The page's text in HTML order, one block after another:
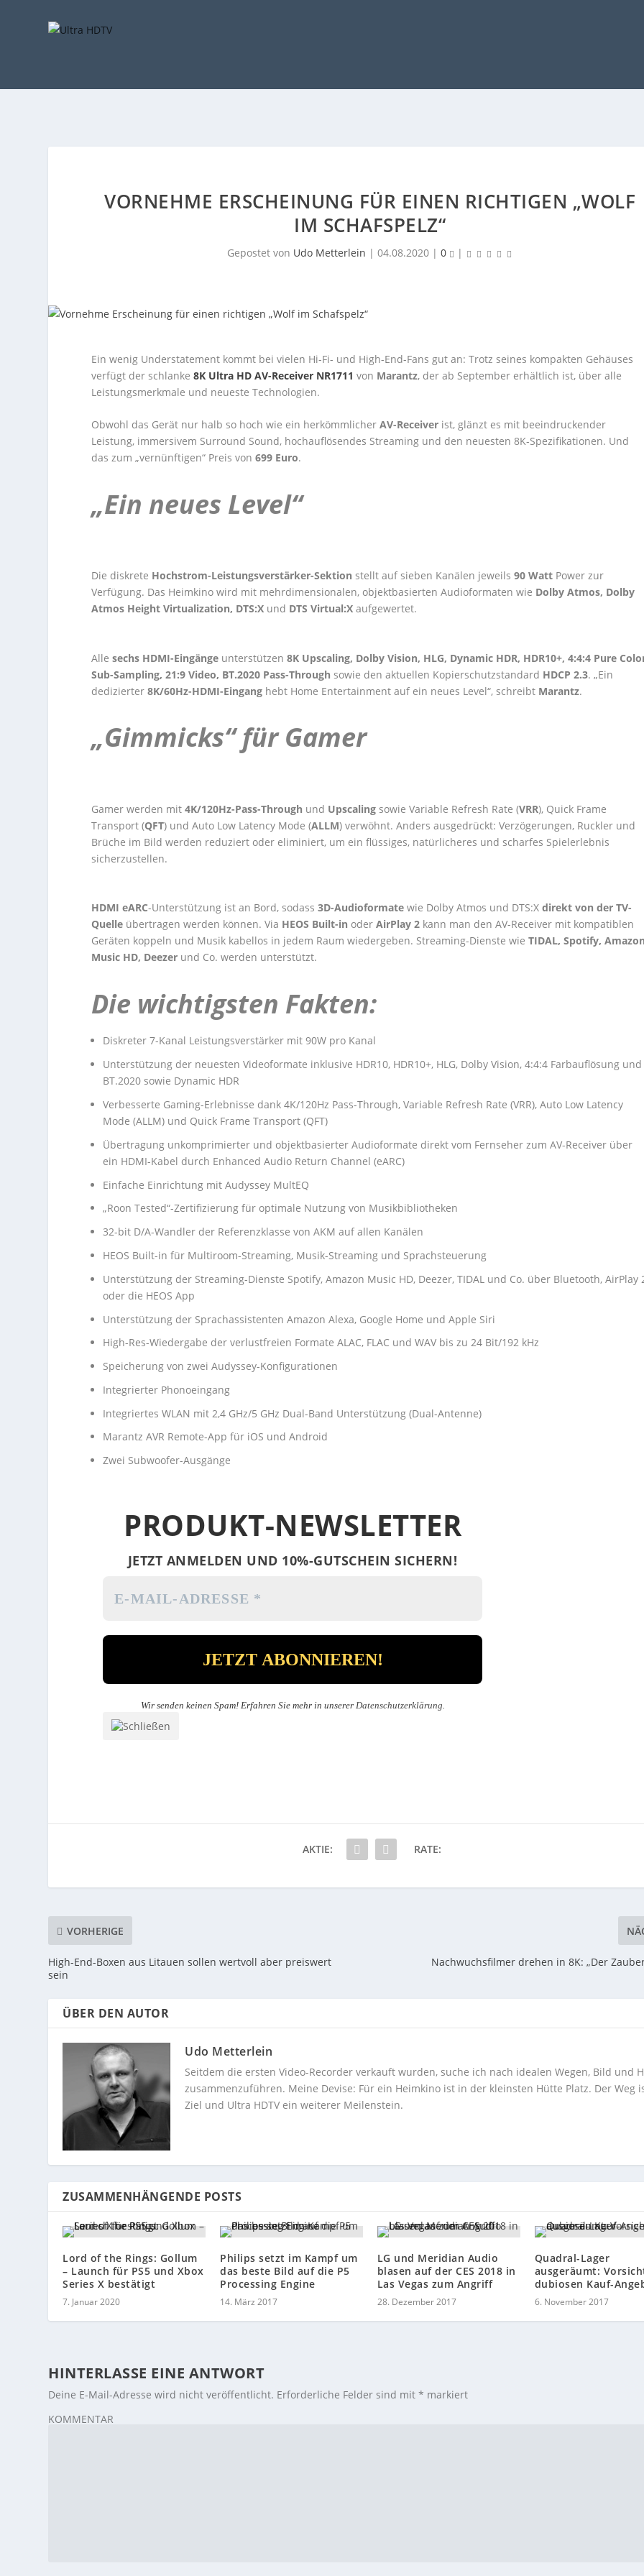
VORNEHME ERSCHEINUNG FÜR EINEN RICHTIGEN „WOLF
IM SCHAFSPELZ“
Gepostet von Udo Metterlein | 04.08.2020| 0 |
Ein wenig Understatement kommt bei vielen Hi-Fi- und High-End-Fans gut an: Trotz seines kompakten Gehäuses
verfügt der schlanke8K Ultra HD AV-Receiver NR1711von Marantz, der ab September erhältlich ist, über alle
Leistungsmerkmale und neueste Technologien.
Obwohl das Gerät nur halb so hoch wie ein herkömmlicherAV-Receiver ist, glänzt es mit beeindruckender
Leistung, immersivem Surround Sound, hochauflösendes Streaming und den neuesten 8K-Spezifikationen. Und
das zum „vernünftigen“ Preis von699 Euro.
„Ein neues Level“
Die diskrete Hochstrom-Leistungsverstärker-Sektion stellt auf sieben Kanälen jeweils90 Watt Power zur
Verfügung. Das Heimkino wird mit mehrdimensionalen, objektbasierten Audioformaten wie Dolby Atmos, Dolby
Atmos Height Virtualization, DTS:X und DTS Virtual:X aufgewertet.
Allesechs HDMI-Eingänge unterstützen 8K Upscaling, Dolby Vision, HLG, Dynamic HDR, HDR10+, 4:4:4 Pure
Sub-Sampling, 21:9 Video, BT.2020 Pass-Through sowie den aktuellen Kopierschutzstandard HDCP 2.3. „Ein
dedizierter8K/60Hz-HDMI-Eingang hebt Home Entertainment auf ein neues Level“, schreibt Marantz.
„Gimmicks“ für Gamer
Gamer werden mit 4K/120Hz-Pass-Through und Upscaling sowie Variable Refresh Rate (VRR), Quick Frame
Transport (QFT) und Auto Low Latency Mode (ALLM) verwöhnt. Anders ausgedrückt: Verzögerungen, Ruckler und
Brüche im Bild werden reduziert oder eliminiert, um ein flüssiges, natürlicheres und scharfes Spielerlebnis
sicherzustellen.
HDMI eARC-Unterstützung ist an Bord, sodass3D-Audioformatewie Dolby Atmos und DTS:Xdirekt von der TV-
Quelle übertragen werden können. Via HEOS Built-in oderAirPlay 2 kann man den AV-Receiver mit kompatiblen
Geräten koppeln und Musik kabellos in jedem Raum wiedergeben. Streaming-Dienste wieTIDAL, Spotify,
Music HD, Deezer und Co. werden unterstützt.
Die wichtigsten Fakten:
Diskreter 7-Kanal Leistungsverstärker mit 90W pro Kanal
Unterstützung der neuesten Videoformate inklusive HDR10, HDR10+, HLG, Dolby Vision, 4:4:4 Farbauflösung und
BT.2020 sowie Dynamic HDR
Verbesserte Gaming-Erlebnisse dank 4K/120Hz Pass-Through, Variable Refresh Rate (VRR), Auto Low Latency
Mode (ALLM) und Quick Frame Transport (QFT)
Übertragung unkomprimierter und objektbasierter Audioformate direkt vom Fernseher zum AV-Receiver über
ein HDMI-Kabel durch Enhanced Audio Return Channel (eARC)
Einfache Einrichtung mit Audyssey MultEQ
„Roon Tested“-Zertifizierung für optimale Nutzung von Musikbibliotheken
32-bit D/A-Wandler der Referenzklasse von AKM auf allen Kanälen
HEOS Built-in für Multiroom-Streaming, Musik-Streaming und Sprachsteuerung
Unterstützung der Streaming-Dienste Spotify, Amazon Music HD, Deezer, TIDAL und Co. über Bluetooth, AirPlay
oder die HEOS App
Unterstützung der Sprachassistenten Amazon Alexa, Google Home und Apple Siri
High-Res-Wiedergabe der verlustfreien Formate ALAC, FLAC und WAV bis zu 24 Bit/192 kHz
Speicherung von zwei Audyssey-Konfigurationen
Integrierter Phonoeingang
Integriertes WLAN mit 2,4 GHz/5 GHz Dual-Band Unterstützung (Dual-Antenne)
Marantz AVR Remote-App für iOS und Android
Zwei Subwoofer-Ausgänge
PRODUKT-NEWSLETTER
JETZT ANMELDEN UND 10%-GUTSCHEIN SICHERN!
Wir senden keinen Spam! Erfahren Sie mehr in unserer Datenschutzerklärung.
AKTIE: RATE:
VORHERIGE
High-End-Boxen aus Litauen sollen wertvoll aber preiswert
sein
Nachwuchsfilmer drehen in 8K: „Der
ÜBER DEN AUTOR
Udo Metterlein
Seitdem die ersten Video-Recorder verkauft wurden, suche ich nach idealen Wegen, Bild und
zusammenzuführen. Meine Devise: Für ein Heimkino ist in der kleinsten Hütte Platz. Der Weg
Ziel und Ultra HDTV ein weiterer Meilenstein.
ZUSAMMENHÄNGENDE POSTS
Lord of the Rings: Gollum
– Launch für PS5 und Xbox
Series X bestätigt
7. Januar 2020
Philips setzt im Kampf um
das beste Bild auf die P5
Processing Engine
14. März 2017
LG und Meridian Audio
blasen auf der CES 2018 in
Las Vegas zum Angriff
28. Dezember 2017
Quadral-Lager
ausgeräumt:
dubiosen Kauf-
6. November 2017
HINTERLASSE EINE ANTWORT
Deine E-Mail-Adresse wird nicht veröffentlicht. Erforderliche Felder sind mit* markiert
KOMMENTAR